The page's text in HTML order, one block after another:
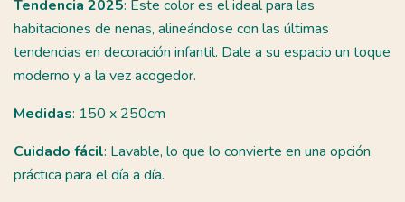
Tendencia 2025: Este color es el ideal para las
habitaciones de nenas, alineándose con las últimas
tendencias en decoración infantil. Dale a su espacio un toque
moderno y a la vez acogedor.
Medidas: 150 x 250cm
Cuidado fácil: Lavable, lo que lo convierte en una opción
práctica para el día a día.